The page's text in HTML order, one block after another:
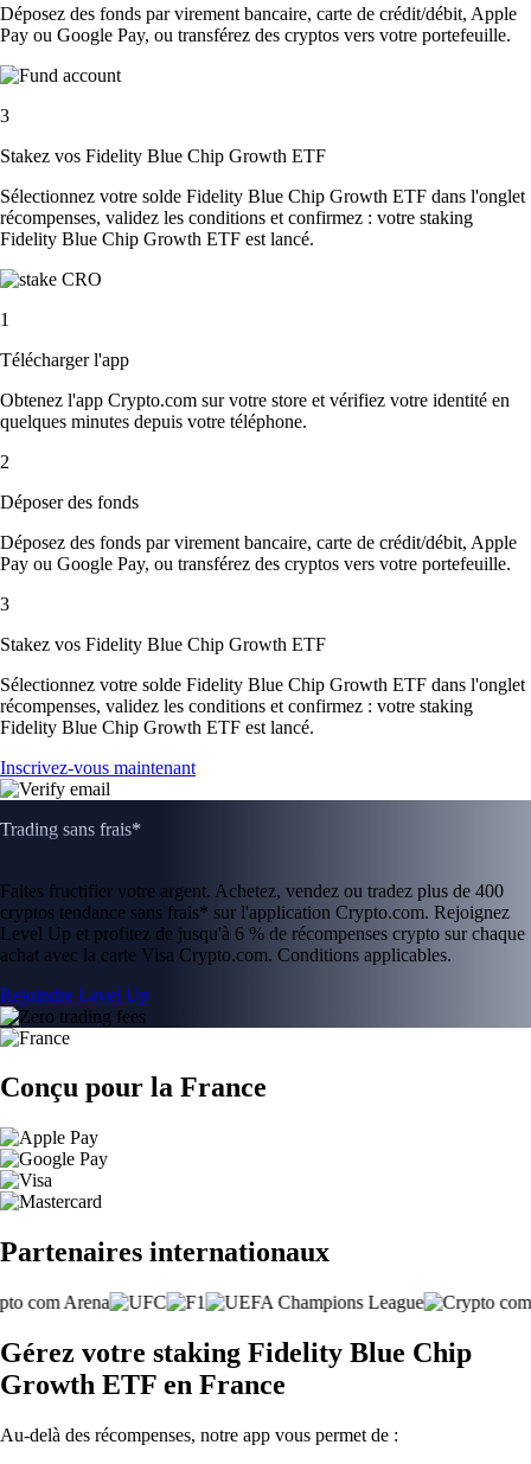
Déposez des fonds par virement bancaire, carte de crédit/débit, Apple
Pay ou Google Pay, ou transférez des cryptos vers votre portefeuille.
3
Stakez vos Fidelity Blue Chip Growth ETF
Sélectionnez votre solde Fidelity Blue Chip Growth ETF dans l'onglet
récompenses, validez les conditions et confirmez : votre staking
Fidelity Blue Chip Growth ETF est lancé.
1
Télécharger l'app
Obtenez l'app Crypto.com sur votre store et vérifiez votre identité en
quelques minutes depuis votre téléphone.
2
Déposer des fonds
Déposez des fonds par virement bancaire, carte de crédit/débit, Apple
Pay ou Google Pay, ou transférez des cryptos vers votre portefeuille.
3
Stakez vos Fidelity Blue Chip Growth ETF
Sélectionnez votre solde Fidelity Blue Chip Growth ETF dans l'onglet
récompenses, validez les conditions et confirmez : votre staking
Fidelity Blue Chip Growth ETF est lancé.
Inscrivez-vous maintenant
Trading sans frais*
Faites fructifier votre argent. Achetez, vendez ou tradez plus de 400
cryptos tendance sans frais* sur l'application Crypto.com. Rejoignez
Level Up et profitez de jusqu'à 6 % de récompenses crypto sur chaque
achat avec la carte Visa Crypto.com. Conditions applicables.
Rejoindre Level Up
Conçu pour la France
Partenaires internationaux
Gérez votre staking Fidelity Blue Chip
Growth ETF en France
Au-delà des récompenses, notre app vous permet de :